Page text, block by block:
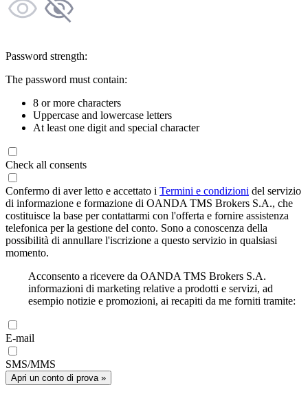
Password strength:
The password must contain:
8 or more characters
Uppercase and lowercase letters
At least one digit and special character
Check all consents
Confermo di aver letto e accettato i Termini e condizioni del servizio
di informazione e formazione di OANDA TMS Brokers S.A., che
costituisce la base per contattarmi con l'offerta e fornire assistenza
telefonica per la gestione del conto. Sono a conoscenza della
possibilità di annullare l'iscrizione a questo servizio in qualsiasi
momento.
Acconsento a ricevere da OANDA TMS Brokers S.A.
informazioni di marketing relative a prodotti e servizi, ad
esempio notizie e promozioni, ai recapiti da me forniti tramite:
E-mail
SMS/MMS
Apri un conto di prova »